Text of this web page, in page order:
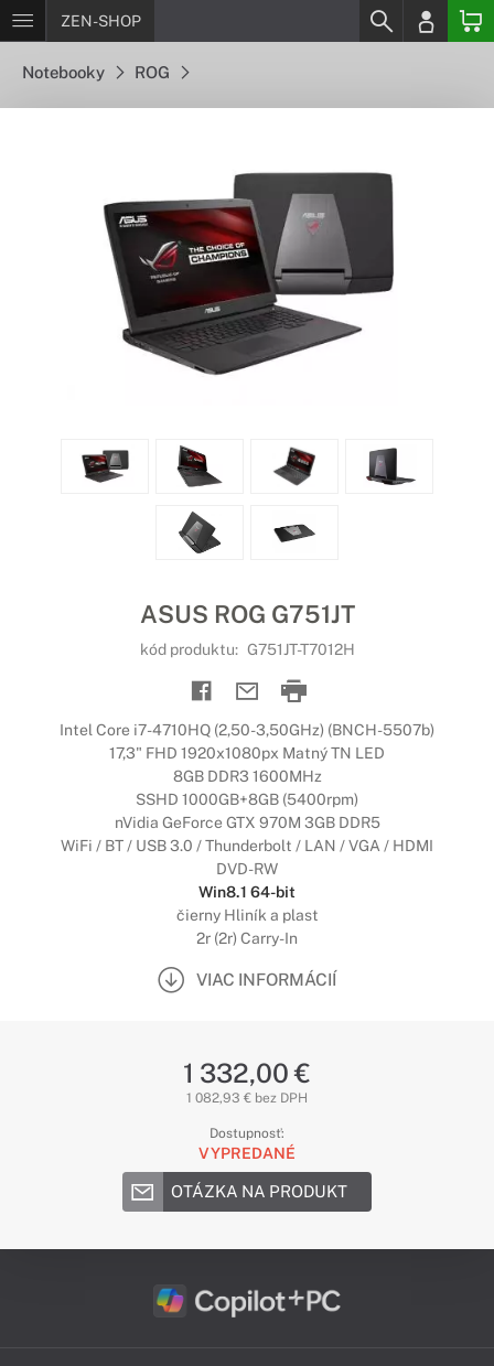
ZEN-SHOP
Notebooky ROG
ASUS ROG G751JT
kód produktu: G751JT-T7012H
Intel Core i7-4710HQ (2,50-3,50GHz) (BNCH-5507b)
17,3" FHD 1920x1080px Matný TN LED
8GB DDR3 1600MHz
SSHD 1000GB+8GB (5400rpm)
nVidia GeForce GTX 970M 3GB DDR5
WiFi / BT / USB 3.0 / Thunderbolt / LAN / VGA / HDMI
DVD-RW
Win8.1 64-bit
čierny Hliník a plast
2r (2r) Carry-In
VIAC INFORMÁCIÍ
1 332,00 €
1 082,93 € bez DPH
Dostupnosť:
VYPREDANÉ
OTÁZKA NA PRODUKT